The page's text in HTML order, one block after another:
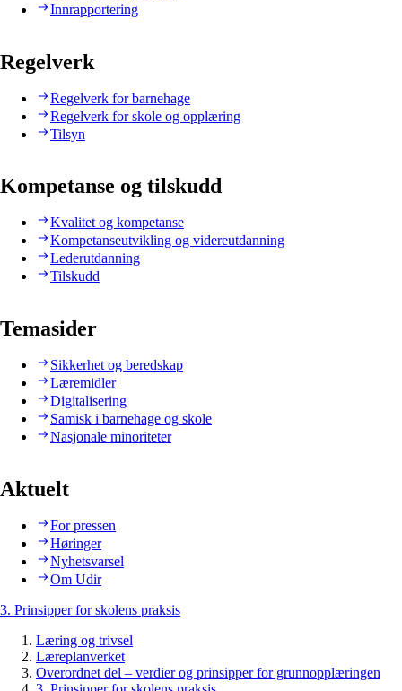
Innrapportering
Regelverk
Regelverk for barnehage
Regelverk for skole og opplæring
Tilsyn
Kompetanse og tilskudd
Kvalitet og kompetanse
Kompetanseutvikling og videreutdanning
Lederutdanning
Tilskudd
Temasider
Sikkerhet og beredskap
Læremidler
Digitalisering
Samisk i barnehage og skole
Nasjonale minoriteter
Aktuelt
For pressen
Høringer
Nyhetsvarsel
Om Udir
3. Prinsipper for skolens praksis
Læring og trivsel
Læreplanverket
Overordnet del – verdier og prinsipper for grunnopplæringen